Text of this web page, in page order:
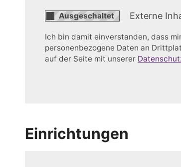
Externe
Ich bin damit einverstanden, dass
personenbezogene Daten an
auf der Seite mit unserer
Einrichtungen